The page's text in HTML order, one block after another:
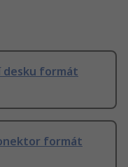
desku formát
formát